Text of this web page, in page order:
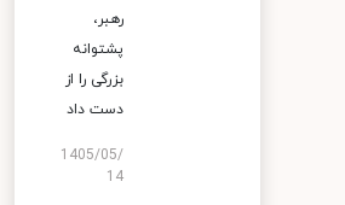
رهبر،
پشتوانه
بزرگی را از
دست داد
1405/05/
14